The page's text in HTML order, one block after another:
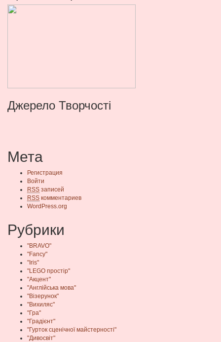
Джерело Творчості
Мета
Регистрация
Войти
RSS записей
RSS комментариев
WordPress.org
Рубрики
"BRAVO"
"Fancy"
"Iris"
"LEGO простір"
"Акцент"
"Англійська мова"
"Візерунок"
"Вихиляс"
"Гра"
"Градієнт"
"Гурток сценічної майстерності"
"Дивосвіт"